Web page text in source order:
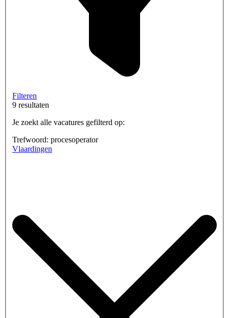
Filteren
9 resultaten
Je zoekt alle vacatures gefilterd op:
Trefwoord: procesoperator
Vlaardingen